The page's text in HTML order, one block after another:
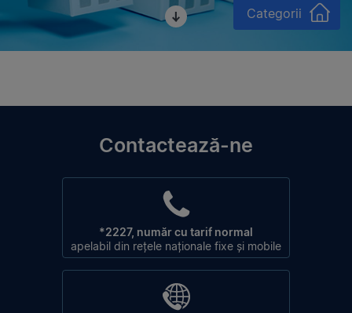
Categorii
Contactează-ne
*2227, număr cu tarif normal
apelabil din rețele naționale fixe și mobile